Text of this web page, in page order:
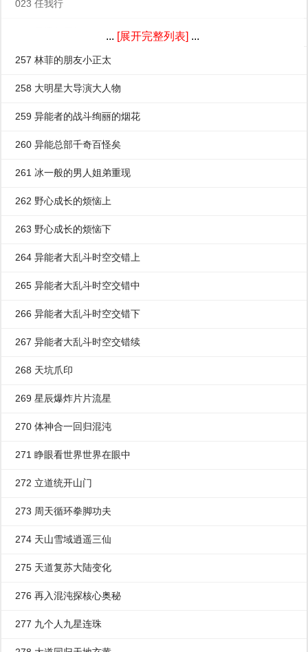
023 任我行
... [展开完整列表] ...
257 林菲的朋友小正太
258 大明星大导演大人物
259 异能者的战斗绚丽的烟花
260 异能总部千奇百怪矣
261 冰一般的男人姐弟重现
262 野心成长的烦恼上
263 野心成长的烦恼下
264 异能者大乱斗时空交错上
265 异能者大乱斗时空交错中
266 异能者大乱斗时空交错下
267 异能者大乱斗时空交错续
268 天坑爪印
269 星辰爆炸片片流星
270 体神合一回归混沌
271 睁眼看世界世界在眼中
272 立道统开山门
273 周天循环拳脚功夫
274 天山雪域逍遥三仙
275 天道复苏大陆变化
276 再入混沌探核心奥秘
277 九个人九星连珠